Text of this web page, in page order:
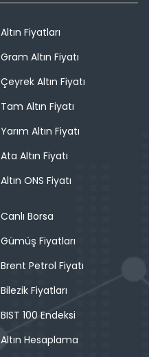
Altın Fiyatları
Gram Altın Fiyatı
Çeyrek Altın Fiyatı
Tam Altın Fiyatı
Yarım Altın Fiyatı
Ata Altın Fiyatı
Altın ONS Fiyatı
Canlı Borsa
Gümüş Fiyatları
Brent Petrol Fiyatı
Bilezik Fiyatları
BIST 100 Endeksi
Altın Hesaplama